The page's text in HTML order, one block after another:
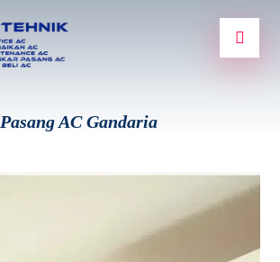
Pasang AC Gandaria